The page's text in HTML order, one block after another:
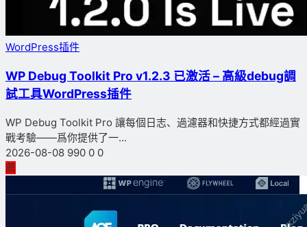
WordPress插件
WP Debug Toolkit Pro v1.2.3 已激活 – 高級debug調
試工具WordPress插件
WP Debug Toolkit Pro 讓每個日志、過濾器和快捷方式都經過實
戰考驗——爲你提供了一...
2026-08-08 990 0 0
薦